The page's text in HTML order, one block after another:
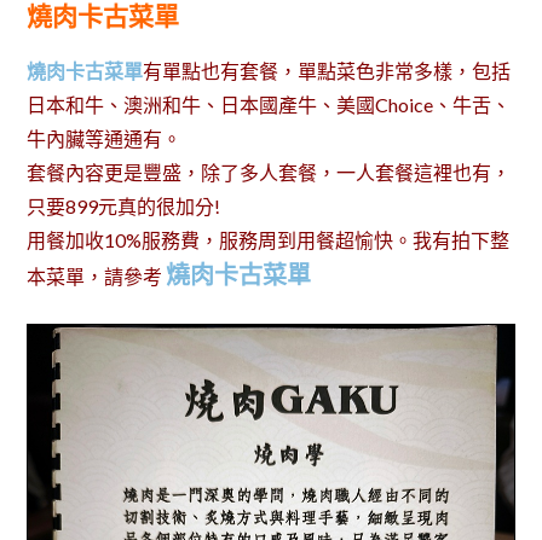
燒肉卡古菜單
燒肉卡古菜單有單點也有套餐，單點菜色非常多樣，包括
日本和牛、澳洲和牛、日本國產牛、美國Choice、牛舌、
牛內臟等通通有。
套餐內容更是豐盛，除了多人套餐，一人套餐這裡也有，
只要899元真的很加分!
用餐加收10%服務費，服務周到用餐超愉快。我有拍下整
本菜單，請參考 燒肉卡古菜單